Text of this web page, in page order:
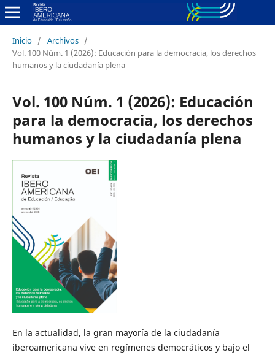
Inicio / Archivos /
Vol. 100 Núm. 1 (2026): Educación para la democracia, los derechos
humanos y la ciudadanía plena
Vol. 100 Núm. 1 (2026): Educación
para la democracia, los derechos
humanos y la ciudadanía plena
En la actualidad, la gran mayoría de la ciudadanía
iberoamericana vive en regímenes democráticos y bajo el